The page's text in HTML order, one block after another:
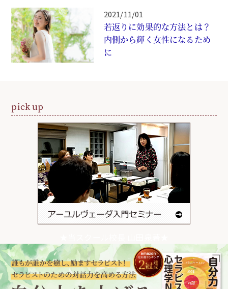
2021/11/01
若返りに効果的な方法とは？
内側から輝く女性になるため
に
pick up